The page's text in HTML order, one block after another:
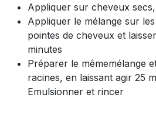
Appliquer sur cheveux
Appliquer le mélange sur
pointes de cheveux et
minutes
Préparer le mêmemélange
racines, en laissant agir 25
Emulsionner et rincer